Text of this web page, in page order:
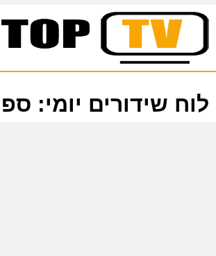
לוח שידורים יומי: ספורט 3 07-